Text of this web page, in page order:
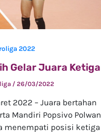
2022
Gelar Juara Ketiga
/ 26/03/2022
2022 – Juara bertahan
Mandiri Popsivo Polwan
menempati posisi ketiga